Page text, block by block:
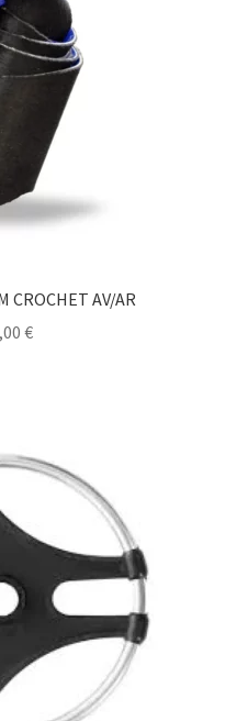
CROCHET AV/AR
€
plusieurs
variations.
Les
options
être
choisies
la